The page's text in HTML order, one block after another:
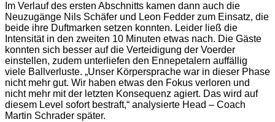
Im Verlauf des ersten Abschnitts kamen dann auch die
Neuzugänge Nils Schäfer und Leon Fedder zum Einsatz, die
beide ihre Duftmarken setzen konnten. Leider ließ die
Intensität in den zweiten 10 Minuten etwas nach. Die Gäste
konnten sich besser auf die Verteidigung der Voerder
einstellen, zudem unterliefen den Ennepetalern auffällig
viele Ballverluste. „Unser Körpersprache war in dieser Phase
nicht mehr gut. Wir haben etwas den Fokus verloren und
nicht mehr mit der letzten Konsequenz agiert. Das wird auf
diesem Level sofort bestraft,“ analysierte Head – Coach
Martin Schrader später.